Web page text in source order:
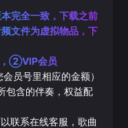
完全一致，下载之前
文件为虚拟物品，下
②VIP会员
员号里相应的金额）
包含的伴奏，权益配
联系在线客服，歌曲